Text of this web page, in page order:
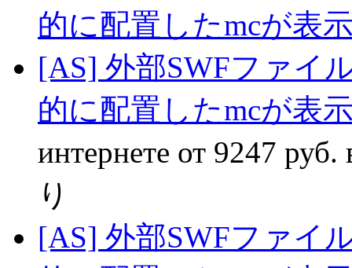
的に配置したmcが表
[AS] 外部SWFファイ
的に配置したmcが表
интернете от 9247
り
[AS] 外部SWFファイ